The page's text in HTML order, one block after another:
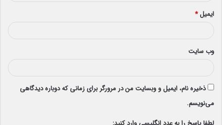
ایمیل*
وب‌ سایت
ذخیره نام، ایمیل و وبسایت من در مرورگر برای زمانی که دوباره دیدگاهی
می‌نویسم.